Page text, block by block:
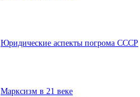
Юридические аспекты погрома СССР
Марксизм в 21 веке